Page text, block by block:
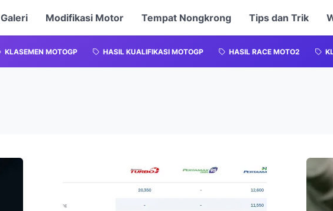
Galeri Modifikasi Motor Tempat Nongkrong Tips dan Trik
KLASEMEN MOTOGP HASIL KUALIFIKASI MOTOGP HASIL RACE MOTO2